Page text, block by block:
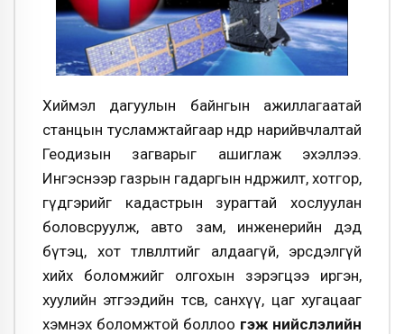
Хиймэл дагуулын байнгын ажиллагаатай
станцын тусламжтайгаар өндөр нарийвчлалтай
Геодизын загварыг ашиглаж эхэллээ.
Ингэснээр газрын гадаргын өндөржилт, хотгор,
гүдгэрийг кадастрын зурагтай хослуулан
боловсруулж, авто зам, инженерийн дэд
бүтэц, хот төлөвлөлтийг алдаагүй, эрсдэлгүй
хийх боломжийг олгохын зэрэгцээ иргэн,
хуулийн этгээдийн төсөв, санхүү, цаг хугацааг
хэмнэх боломжтой боллоо гэж нийслэлийн